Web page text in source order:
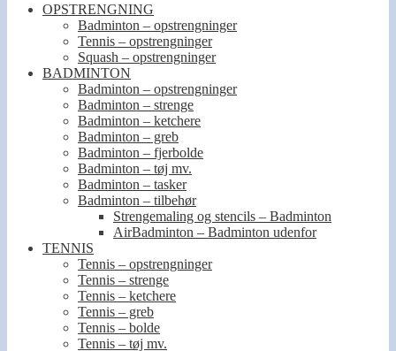
OPSTRENGNING
Badminton – opstrengninger
Tennis – opstrengninger
Squash – opstrengninger
BADMINTON
Badminton – opstrengninger
Badminton – strenge
Badminton – ketchere
Badminton – greb
Badminton – fjerbolde
Badminton – tøj mv.
Badminton – tasker
Badminton – tilbehør
Strengemaling og stencils – Badminton
AirBadminton – Badminton udenfor
TENNIS
Tennis – opstrengninger
Tennis – strenge
Tennis – ketchere
Tennis – greb
Tennis – bolde
Tennis – tøj mv.